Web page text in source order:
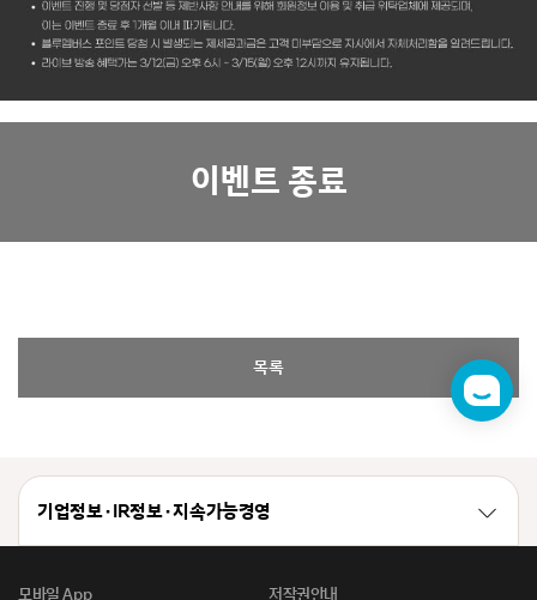
이벤트 종료
목록
챗
봇
기업정보 · IR정보 · 지속가능경영
모바일 App 저작권안내